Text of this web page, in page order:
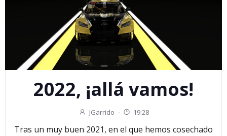
2022, ¡allá vamos!
JGarrido - 19:28
Tras un muy buen 2021, en el que hemos cosechado